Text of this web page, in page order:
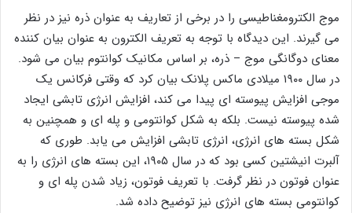
موج الکترومغناطیسی را در برخی از تعاریف به عنوان ذره نیز در نظر
می گیرند. این دیدگاه با توجه به تعریف الکترون به عنوان بیان کننده
معنای دوگانگی موج – ذره، بر اساس مکانیک کوانتوم بیان می شود.
در سال ۱۹۰۰ میلادی ماکس پلانک بیان کرد که وقتی فرکانس یک
موجی افزایش پیوسته ای پیدا می کند، افزایش انرژی تابشی ایجاد
شده پیوسته نیست. بلکه به شکل کوانتومی و پله ای و همچنین به
شکل بسته های انرژی، انرژی تابشی افزایش می یابد. طوری که
آلبرت انیشتین کسی بود که در سال ۱۹۰۵، این بسته های انرژی را به
عنوان فوتون در نظر گرفت. با تعریف فوتون، زیاد شدن پله ای و
کوانتومی بسته های انرژی نیز توضیح داده شد.